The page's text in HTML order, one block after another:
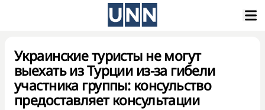
Украинские туристы не могут
выехать из Турции из-за гибели
участника группы: консульство
предоставляет консультации